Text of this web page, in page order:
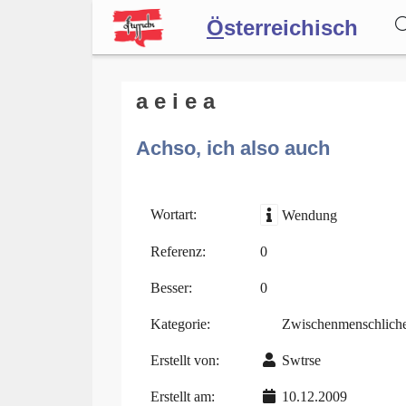
Österreichisch
Forum
Blog
a e i e a
Achso, ich also auch
Wortart: Wendung
Referenz: 0
Besser: 0
Kategorie:
Erstellt von: Swtrse
Erstellt am: 10.12.2009